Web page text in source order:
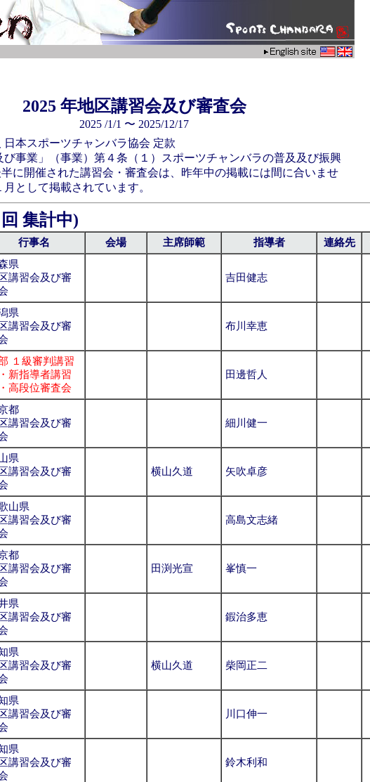
2025 年地区講習会及び審査会
2025 /1/1 〜 2025/12/17
日本スポーツチャンバラ協会 定款
び事業」（事業）第４条（１）スポーツチャンバラの普及及び振興
に開催された講習会・審査会は、昨年中の掲載には間に合いませ
として掲載されています。
集計中)
行事名 会場 主席師範 指導者 連絡先
県
講習会及び審
吉田健志
県
講習会及び審
布川幸恵
１級審判講習
新指導者講習
高段位審査会
田邊哲人
都
講習会及び審
細川健一
県
講習会及び審
横山久道 矢吹卓彦
山県
講習会及び審
高島文志緒
都
講習会及び審
田渕光宣 峯慎一
県
講習会及び審
鍜治多恵
県
講習会及び審
横山久道 柴岡正二
県
講習会及び審
川口伸一
県
講習会及び審
鈴木利和